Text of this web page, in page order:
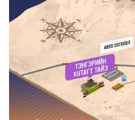
Ил тод байдал
Бодлого төлөвлөлт
Холбоо барих